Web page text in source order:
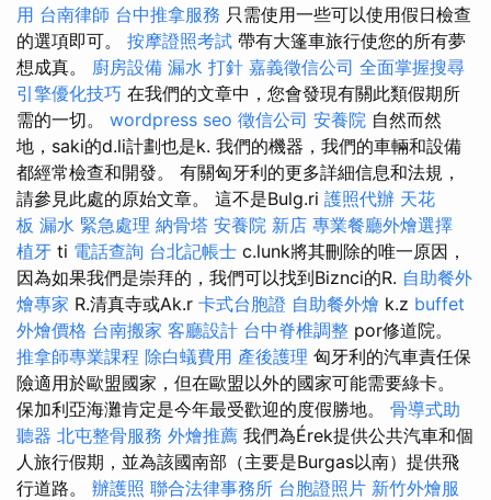
用 台南律師 台中推拿服務 只需使用一些可以使用假日檢查
的選項即可。 按摩證照考試 帶有大篷車旅行使您的所有夢
想成真。 廚房設備 漏水 打針 嘉義徵信公司 全面掌握搜尋
引擎優化技巧 在我們的文章中，您會發現有關此類假期所
需的一切。 wordpress seo 徵信公司 安養院 自然而然
地，saki的d.li計劃也是k. 我們的機器，我們的車輛和設備
都經常檢查和開發。 有關匈牙利的更多詳細信息和法規，
請參見此處的原始文章。 這不是Bulg.ri 護照代辦 天花
板 漏水 緊急處理 納骨塔 安養院 新店 專業餐廳外燴選擇
植牙 ti 電話查詢 台北記帳士 c.lunk將其刪除的唯一原因，
因為如果我們是崇拜的，我們可以找到Biznci的R. 自助餐外
燴專家 R.清真寺或Ak.r 卡式台胞證 自助餐外燴 k.z buffet
外燴價格 台南搬家 客廳設計 台中脊椎調整 por修道院。
推拿師專業課程 除白蟻費用 產後護理 匈牙利的汽車責任保
險適用於歐盟國家，但在歐盟以外的國家可能需要綠卡。
保加利亞海灘肯定是今年最受歡迎的度假勝地。 骨導式助
聽器 北屯整骨服務 外燴推薦 我們為Érek提供公共汽車和個
人旅行假期，並為該國南部（主要是Burgas以南）提供飛
行道路。 辦護照 聯合法律事務所 台胞證照片 新竹外燴服